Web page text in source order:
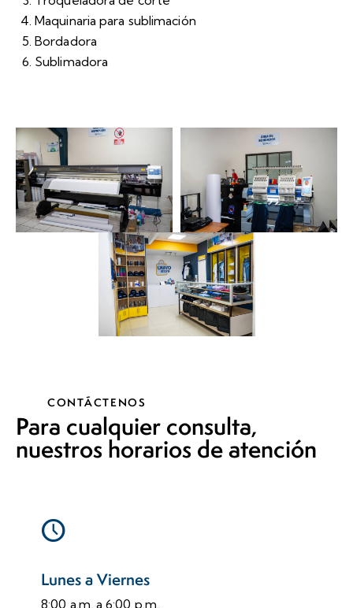
Maquinaria para sublimación
Bordadora
Sublimadora
CONTÁCTENOS
Para cualquier consulta,
nuestros horarios de atención
Lunes a Viernes
8:00 a.m. a 6:00 p.m.